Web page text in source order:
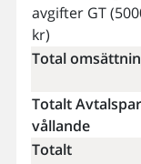
avgifter GT
kr)
Total
Totalt
vållande
Totalt